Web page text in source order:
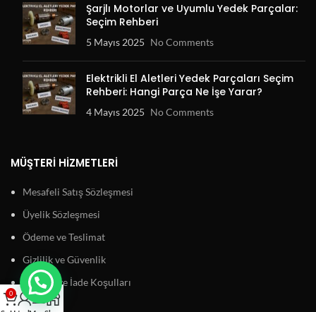
Şarjlı Motorlar ve Uyumlu Yedek Parçalar:
Seçim Rehberi
5 Mayıs 2025 No Comments
Elektrikli El Aletleri Yedek Parçaları Seçim
Rehberi: Hangi Parça Ne İşe Yarar?
4 Mayıs 2025 No Comments
MÜŞTERI HIZMETLERI
Mesafeli Satış Sözleşmesi
Üyelik Sözleşmesi
Ödeme ve Teslimat
Gizlilik ve Güvenlik
Garanti ve İade Koşulları
0